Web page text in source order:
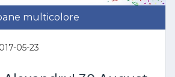
multicolore
05-23